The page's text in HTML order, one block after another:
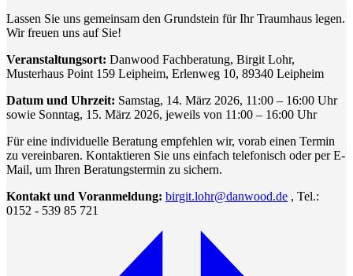
Lassen Sie uns gemeinsam den Grundstein für Ihr Traumhaus legen.
Wir freuen uns auf Sie!
Veranstaltungsort: Danwood Fachberatung, Birgit Lohr,
Musterhaus Point 159 Leipheim, Erlenweg 10, 89340 Leipheim
Datum und Uhrzeit: Samstag, 14. März 2026, 11:00 – 16:00 Uhr
sowie Sonntag, 15. März 2026, jeweils von 11:00 – 16:00 Uhr
Für eine individuelle Beratung empfehlen wir, vorab einen Termin
zu vereinbaren. Kontaktieren Sie uns einfach telefonisch oder per E-
Mail, um Ihren Beratungstermin zu sichern.
Kontakt und Voranmeldung: birgit.lohr@danwood.de , Tel.:
0152 - 539 85 721